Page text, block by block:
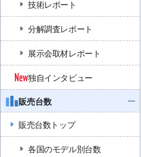
技術レポート
分解調査レポート
展示会取材レポート
独自インタビュー
販売台数
販売台数トップ
各国のモデル別台数